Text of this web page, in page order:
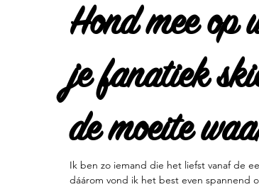
Hond mee
je fanatiek
de moeite
Ik ben zo iemand die het liefst vanaf de
dáárom vond ik het best even spannend